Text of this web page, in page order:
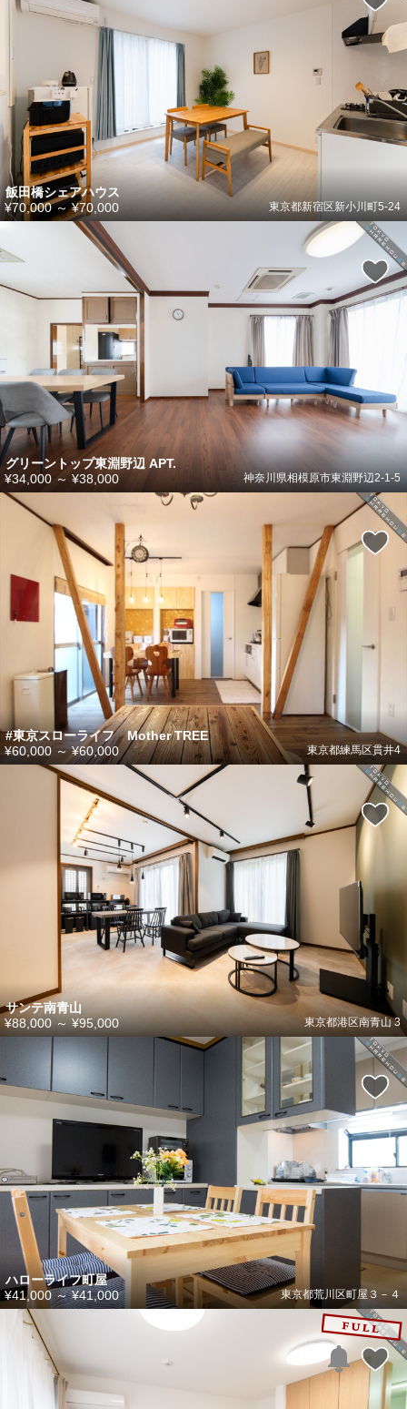
飯田橋シェアハウス
東京都新宿区新小川町5-24
¥70,000～¥70,000
グリーントップ東淵野辺 APT.
神奈川県相模原市東淵野辺2-1-5
¥34,000 ～ ¥38,000
#東京スローライフ Mother TREE
東京都練馬区貫井4
¥60,000 ～¥60,000
サンテ南青山
東京都港区南青山 3
¥88,000～¥95,000
ハローライフ町屋
東京都荒川区町屋３－４
¥41,000～¥41,000